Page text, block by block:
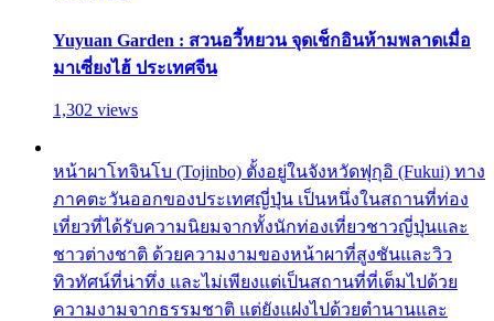
Yuyuan Garden : สวนอวี้หยวน จุดเช็กอินห้ามพลาดเมื่อ
มาเซี่ยงไฮ้ ประเทศจีน
1,302 views
หน้าผาโทจินโบ (Tojinbo) ตั้งอยู่ในจังหวัดฟุกุอิ (Fukui) ทาง
ภาคตะวันออกของประเทศญี่ปุ่น เป็นหนึ่งในสถานที่ท่อง
เที่ยวที่ได้รับความนิยมจากทั้งนักท่องเที่ยวชาวญี่ปุ่นและ
ชาวต่างชาติ ด้วยความงามของหน้าผาที่สูงชันและวิว
ทิวทัศน์ที่น่าทึ่ง และไม่เพียงแต่เป็นสถานที่ที่เต็มไปด้วย
ความงามจากธรรมชาติ แต่ยังแฝงไปด้วยตำนานและ